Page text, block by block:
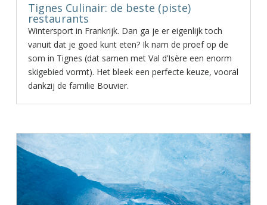
Tignes Culinair: de beste (piste)
restaurants
Wintersport in Frankrijk. Dan ga je er eigenlijk toch
vanuit dat je goed kunt eten? Ik nam de proef op de
som in Tignes (dat samen met Val d’Isère een enorm
skigebied vormt). Het bleek een perfecte keuze, vooral
dankzij de familie Bouvier.